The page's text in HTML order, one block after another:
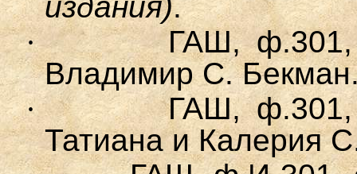
·
ГАШ, ф.301,
Владимир С.
·
ГАШ, ф.301,
Татиана и Калерия